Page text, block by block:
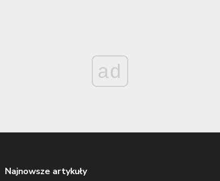
ad
Najnowsze artykuły